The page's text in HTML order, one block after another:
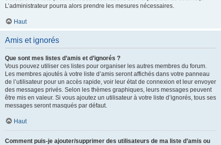
L’administrateur pourra alors prendre les mesures nécessaires.
Haut
Amis et ignorés
Que sont mes listes d’amis et d’ignorés ?
Vous pouvez utiliser ces listes pour organiser les autres membres du forum.
Les membres ajoutés à votre liste d’amis seront affichés dans votre panneau
de l’utilisateur pour un accès rapide, voir leur état de connexion et leur envoyer
des messages privés. Selon les thèmes graphiques, leurs messages peuvent
être mis en valeur. Si vous ajoutez un utilisateur à votre liste d’ignorés, tous ses
messages seront masqués par défaut.
Haut
Comment puis-je ajouter/supprimer des utilisateurs de ma liste d’amis ou